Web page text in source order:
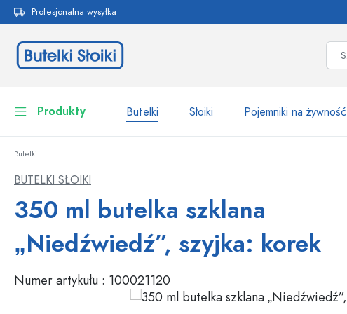
Przejdź do głównej nawigacji
Profesjonalna wysyłka
Produkty Butelki Słoiki Pojemniki na żywność
Opakowania kosmetyczne
Butelki według marki
Butelki z klipsem
Butelki
BUTELKI SŁOIKI
350 ml butelka szklana
„Niedźwiedź”, szyjka: korek
Numer artykułu : 100021120